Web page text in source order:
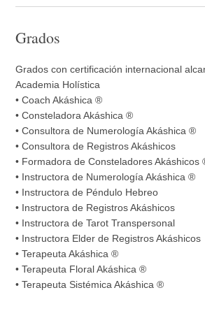
Grados
Grados con certificación internacional
Academia Holística
• Coach Akáshica ®
• Consteladora Akáshica ®
• Consultora de Numerología Akáshica ®
• Consultora de Registros Akáshicos
• Formadora de Consteladores Akáshicos
• Instructora de Numerología Akáshica ®
• Instructora de Péndulo Hebreo
• Instructora de Registros Akáshicos
• Instructora de Tarot Transpersonal
• Instructora Elder de Registros Akáshicos
• Terapeuta Akáshica ®
• Terapeuta Floral Akáshica ®
• Terapeuta Sistémica Akáshica ®